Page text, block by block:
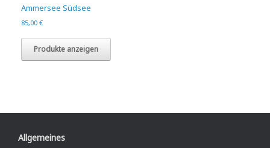
Ammersee Südsee
85,00 €
Produkte anzeigen
Allgemeines